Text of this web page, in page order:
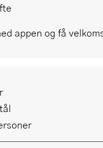
appen og få